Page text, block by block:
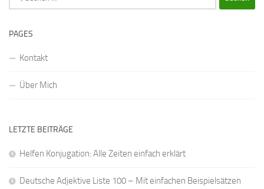
nach:
PAGES
Kontakt
Über Mich
LETZTE BEITRÄGE
Helfen Konjugation: Alle Zeiten einfach erklärt
Deutsche Adjektive Liste 100 – Mit einfachen Beispielsätzen